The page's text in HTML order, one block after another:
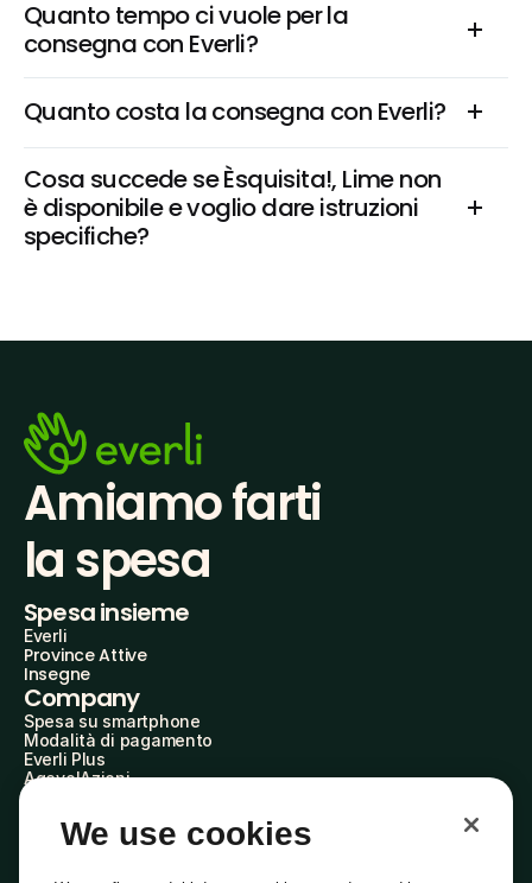
Quanto tempo ci vuole per la
consegna con Everli?
Quanto costa la consegna con Everli?
Cosa succede se Èsquisita!, Lime non
è disponibile e voglio dare istruzioni
specifiche?
Amiamo farti
la spesa
Spesa insieme
Everli
Province Attive
Insegne
Company
Spesa su smartphone
Modalità di pagamento
Everli Plus
AgevolAzioni
Everli Shoppers
We use cookies